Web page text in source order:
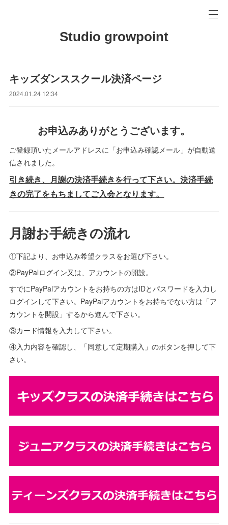
Studio growpoint
キッズダンススクール決済ページ
2024.01.24 12:34
お申込みありがとうございます。
ご登録頂いたメールアドレスに「お申込み確認メール」が自動送
信されました。
引き続き、月謝の決済手続きを行って下さい。決済手続
きの完了をもちましてご入会となります。
月謝お手続きの流れ
①下記より、お申込み希望クラスをお選び下さい。
②PayPalログイン又は、アカウントの開設。
すでにPayPalアカウントをお持ちの方はIDとパスワードを入力し
ログインして下さい。PayPalアカウントをお持ちでない方は「ア
カウントを開設」するから進んで下さい。
③カード情報を入力して下さい。
④入力内容を確認し、「同意して定期購入」のボタンを押して下
さい。